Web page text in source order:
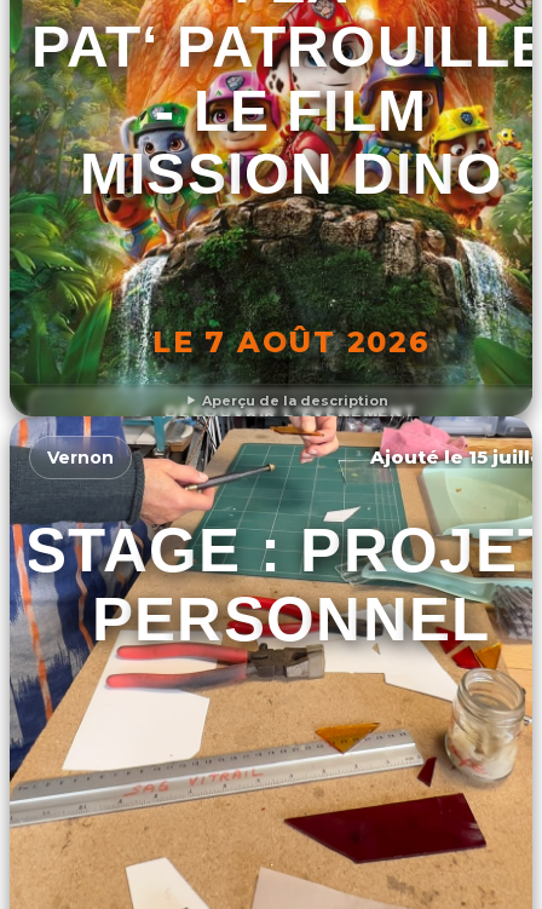
Aperçu de la description
PAT‘
- LE FILM
MISSION DINO
LE 7 AOÛT 2026
DÉCOUVRIR L'ÉVÉNEMENT
Vernon Ajouté le 15
STAGE :
PERSONNEL